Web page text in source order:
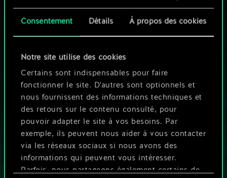
Consentement Détails À propos des cookies
Notre site utilise des cookies
Certains sont indispensables pour faire
fonctionner le site. D'autres sont optionnels et
nous fournissent des informations techniques et
des retours sur le contenu consulté, pour
pouvoir adapter le site à vos besoins. Par
exemple, ils peuvent nous aider à vous contacter
via les réseaux sociaux si nous avons des
informations qui peuvent vous intéresser.
Parfois, nous partageons également certains de
UNE PETITE PARTIE DE GWENT ?
JOUEZ GRATUITEMENT
SUR PC
Ce jeu propose des achats intégrés
JOUEZ AUSSI SUR :